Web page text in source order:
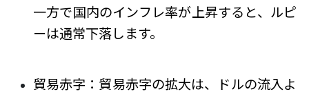
一方で国内のインフレ率が上昇すると、ルピ
ーは通常下落します。
貿易赤字：貿易赤字の拡大は、ドルの流入よ